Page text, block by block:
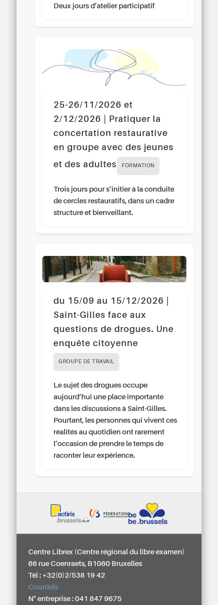
Deux jours d’atelier participatif
25-26/11/2026 et
2/12/2026 | Pratiquer la
concertation restaurative
en groupe avec des jeunes
et des adultes
FORMATION
Trois jours pour s’initier à la conduite
de cercles restauratifs, dans un cadre
structuré et bienveillant.
du 15/09 au 15/12/2026 |
Saint-Gilles face aux
questions de drogues. Une
enquête citoyenne
GROUPE DE TRAVAIL
Le sujet des drogues occupe
aujourd’hui une place importante
dans les discussions à Saint-Gilles.
Pourtant, les personnes qui vivent ces
réalités au quotidien ont rarement
l’occasion de prendre le temps de
raconter leur expérience.
Centre Librex (Centre régional du libre examen)
66 rue Coenraets, B1060 Bruxelles
Tél : +32(0)2/538 19 42
Courriels
N° entreprise : 041 847 9675